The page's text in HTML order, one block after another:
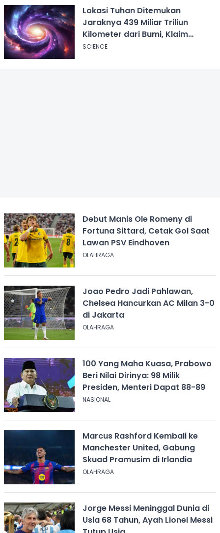
Lokasi Tuhan Ditemukan
Jaraknya 439 Miliar Triliun
Kilometer dari Bumi, Klaim
Ilmuwan Harvard
SCIENCE
Debut Manis Ole Romeny di
Fortuna Sittard, Cetak Gol Saat
Lawan PSV Eindhoven
OLAHRAGA
Joao Pedro Jadi Pahlawan,
Chelsea Hancurkan AC Milan 3-0
di Jakarta
OLAHRAGA
100 Yang Maha Kuasa, Prabowo
Beri Nilai Dirinya: 98 Milik
Presiden, Menteri Dapat 88-89
NASIONAL
Marcus Rashford Kembali ke
Manchester United, Gabung
Skuad Pramusim di Irlandia
OLAHRAGA
Jorge Messi Meninggal Dunia di
Usia 68 Tahun, Ayah Lionel Messi